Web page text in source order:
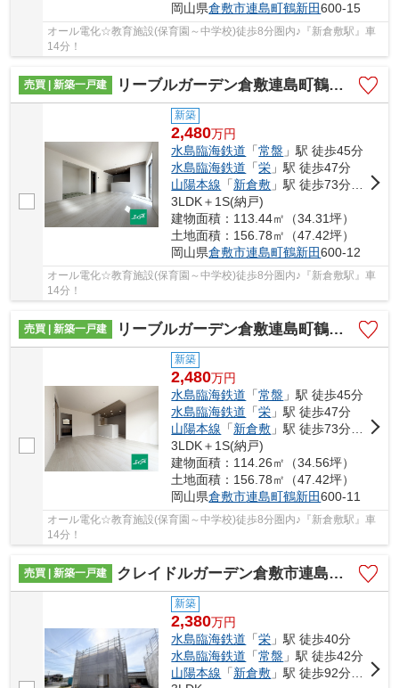
岡山県倉敷市連島町鶴新田600-15
オール電化☆教育施設(保育園～中学校)徒歩8分圏内♪『新倉敷駅』車
14分！
売買 | 新築一戸建 リーブルガーデン倉敷連島町鶴新田第19 (全5棟)
新築
2,480万円
水島臨海鉄道 「常盤 」駅 徒歩45分
水島臨海鉄道 「栄 」駅 徒歩47分
山陽本線 「新倉敷 」駅 徒歩73分車14分 5.9km
3LDK＋1S(納戸)
建物面積：113.44㎡（34.31坪）
土地面積：156.78㎡（47.42坪）
岡山県倉敷市連島町鶴新田600-12
オール電化☆教育施設(保育園～中学校)徒歩8分圏内♪『新倉敷駅』車
14分！
売買 | 新築一戸建 リーブルガーデン倉敷連島町鶴新田第19 (全5棟)
新築
2,480万円
水島臨海鉄道 「常盤 」駅 徒歩45分
水島臨海鉄道 「栄 」駅 徒歩47分
山陽本線 「新倉敷 」駅 徒歩73分車14分 5.9km
3LDK＋1S(納戸)
建物面積：114.26㎡（34.56坪）
土地面積：156.78㎡（47.42坪）
岡山県倉敷市連島町鶴新田600-11
オール電化☆教育施設(保育園～中学校)徒歩8分圏内♪『新倉敷駅』車
14分！
売買 | 新築一戸建 クレイドルガーデン倉敷市連島町鶴新田第17 (全4棟)
新築
2,380万円
水島臨海鉄道 「栄 」駅 徒歩40分
水島臨海鉄道 「常盤 」駅 徒歩42分
山陽本線 「新倉敷 」駅 徒歩92分車14分 5.4km